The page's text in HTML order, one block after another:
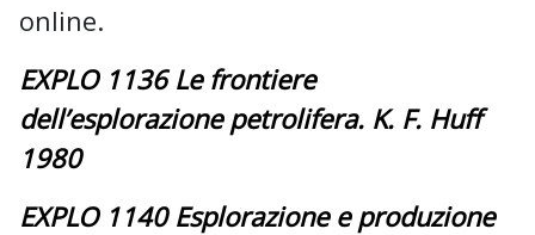
online.
EXPLO 1136 Le frontiere
dell’esplorazione petrolifera. K. F. Huff
1980
EXPLO 1140 Esplorazione e produzione